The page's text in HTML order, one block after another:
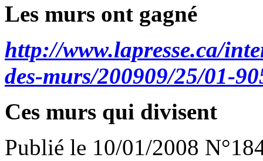
Les murs ont gagné
http://www.lapresse.ca/
des-murs/200909/25/01-
Ces murs qui divisent
Publié le 10/01/2008